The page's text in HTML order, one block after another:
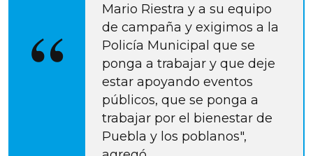
Mario Riestra y a su equipo
de campaña y exigimos a la
Policía Municipal que se
ponga a trabajar y que deje
estar apoyando eventos
públicos, que se ponga a
trabajar por el bienestar de
Puebla y los poblanos",